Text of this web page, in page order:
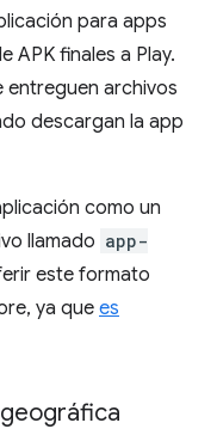
para apps
APK finales a Play.
entreguen archivos
descargan la app
como un
llamado app-
este formato
ya que es